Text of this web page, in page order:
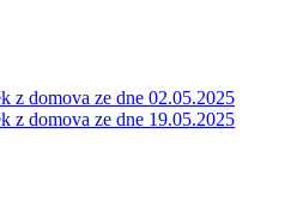
z domova ze dne 02.05.2025
z domova ze dne 19.05.2025